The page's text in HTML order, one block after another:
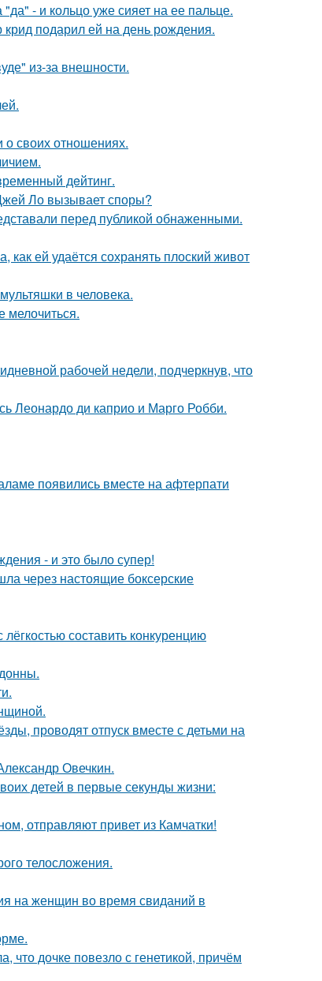
- и кольцо уже сияет на ее пальце.
крид подарил ей на день рождения.
из-за внешности.
о своих отношениях.
дeйтинг.
Ло вызывает споры?
перед публикой обнаженными.
ей удаётся сохранять плоский живот
в человека.
мелочиться.
рабочей недели, подчеркнув, что
Леонардо ди каприо и Марго Робби.
появились вместе на афтерпати
- и это было супер!
через настоящие боксерские
составить конкуренцию
проводят отпуск вместе с детьми на
Овечкин.
детей в первые секунды жизни:
отправляют привет из Камчатки!
телосложения.
на женщин во время свиданий в
дочке повезло с генетикой, причём